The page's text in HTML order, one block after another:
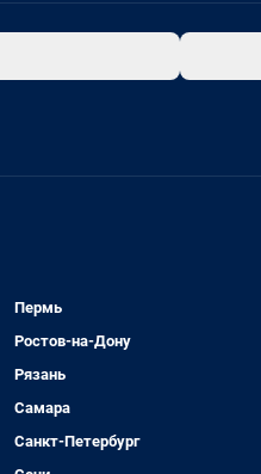
Пермь
Ростов-на-Дону
Рязань
Самара
Санкт-Петербург